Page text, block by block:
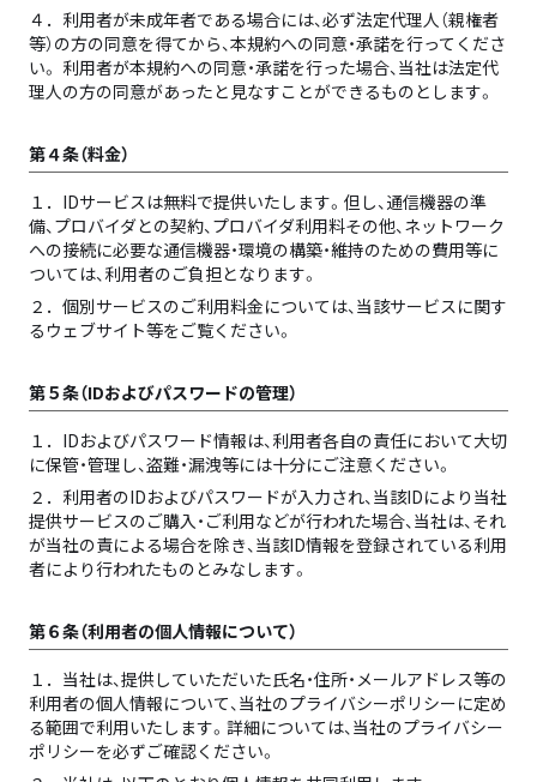
４． 利用者が未成年者である場合には、必ず法定代理人（親権者
等）の方の同意を得てから、本規約への同意・承諾を行ってくださ
い。 利用者が本規約への同意・承諾を行った場合、当社は法定代
理人の方の同意があったと見なすことができるものとします。
第４条（料金）
１． IDサービスは無料で提供いたします。但し、通信機器の準
備、プロバイダとの契約、プロバイダ利用料その他、ネットワーク
への接続に必要な通信機器・環境の構築・維持のための費用等に
ついては、利用者のご負担となります。
２． 個別サービスのご利用料金については、当該サービスに関す
るウェブサイト等をご覧ください。
第５条（IDおよびパスワードの管理）
１． IDおよびパスワード情報は、利用者各自の責任において大切
に保管・管理し、盗難・漏洩等には十分にご注意ください。
２． 利用者のIDおよびパスワードが入力され、当該IDにより当社
提供サービスのご購入・ご利用などが行われた場合、当社は、それ
が当社の責による場合を除き、当該ID情報を登録されている利用
者により行われたものとみなします。
第６条（利用者の個人情報について）
１． 当社は、提供していただいた氏名・住所・メールアドレス等の
利用者の個人情報について、当社のプライバシーポリシーに定め
る範囲で利用いたします。詳細については、当社のプライバシー
ポリシーを必ずご確認ください。